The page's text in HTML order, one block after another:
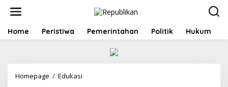
t
Home Peristiwa Pemerintahan Politik Hukum
Homepage / Edukasi